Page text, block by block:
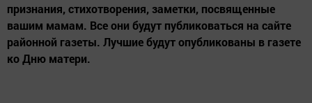
признания, стихотворения, заметки, посвященные
вашим мамам. Все они будут публиковаться на сайте
районной газеты. Лучшие будут опубликованы в газете
ко Дню матери.